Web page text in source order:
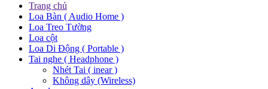
Trang chủ
Loa Bàn ( Audio Home )
Loa Treo Tường
Loa cột
Loa Di Động ( Portable )
Tai nghe ( Headphone )
Nhét Tai ( inear )
Không dây (Wireless)